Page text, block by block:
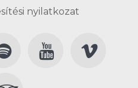
nyilatkozat